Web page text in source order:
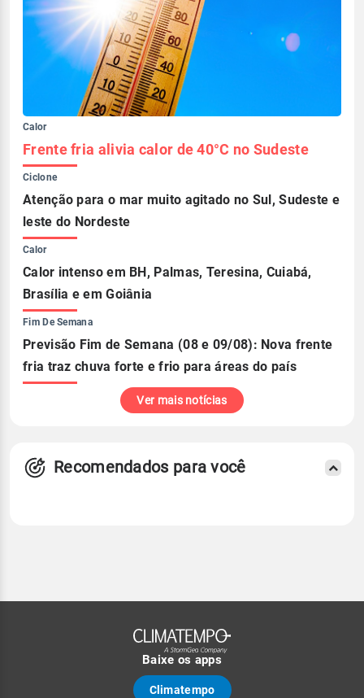
Calor
Frente fria alivia calor de 40°C no Sudeste
Ciclone
Atenção para o mar muito agitado no Sul, Sudeste e
leste do Nordeste
Calor
Calor intenso em BH, Palmas, Teresina, Cuiabá,
Brasília e em Goiânia
Fim De Semana
Previsão Fim de Semana (08 e 09/08): Nova frente
fria traz chuva forte e frio para áreas do país
Ver mais notícias
Recomendados para você
Baixe os apps
Climatempo